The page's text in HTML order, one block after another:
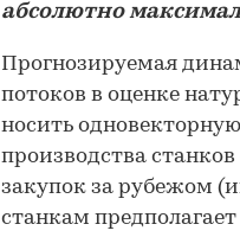
абсолютно
Прогнозируемая
потоков в оценке
носить
производства
закупок за рубежом
станкам